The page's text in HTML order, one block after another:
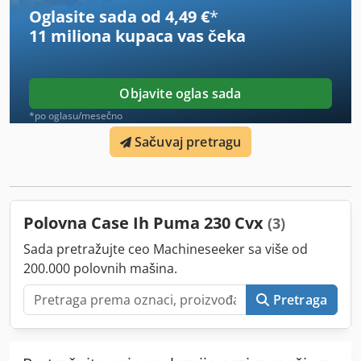
broj: 2926-26
Oglasite sada od 4,49 €*
11 miliona kupaca vas čeka
Objavite oglas sada
*po oglasu/mesečno
Sačuvaj pretragu
Polovna Case Ih Puma 230 Cvx (3)
Sada pretražujte ceo Machineseeker sa više od
200.000 polovnih mašina.
Pretraga